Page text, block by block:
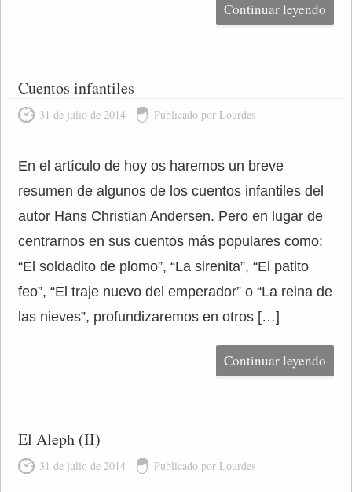
Continuar leyendo
Cuentos infantiles
31 de julio de 2014 Publicado por Lourdes
En el artículo de hoy os haremos un breve
resumen de algunos de los cuentos infantiles del
autor Hans Christian Andersen. Pero en lugar de
centrarnos en sus cuentos más populares como:
“El soldadito de plomo”, “La sirenita”, “El patito
feo”, “El traje nuevo del emperador” o “La reina de
las nieves”, profundizaremos en otros […]
Continuar leyendo
El Aleph (II)
31 de julio de 2014 Publicado por Lourdes